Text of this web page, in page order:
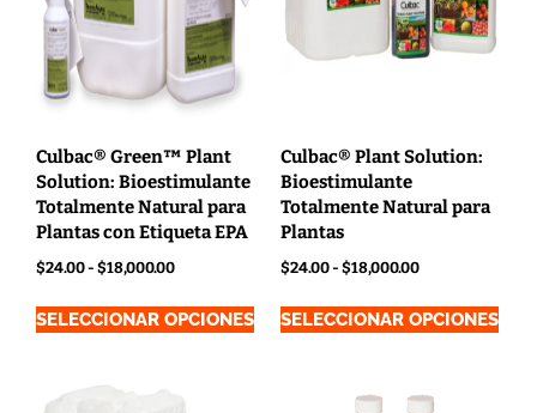
Culbac® Green™ Plant
Solution: Bioestimulante
Totalmente Natural para
Plantas con Etiqueta EPA
$24.00- $18,000.00
SELECCIONAR OPCIONES
Culbac® Plant Solution:
Bioestimulante
Totalmente Natural para
Plantas
$24.00- $18,000.00
SELECCIONAR OPCIONES